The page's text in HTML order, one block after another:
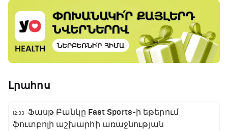
Լրահոս
12:33
Ֆասթ Բանկը Fast Sports-ի եթերում
ֆուտբոլի աշխարհի առաջնության